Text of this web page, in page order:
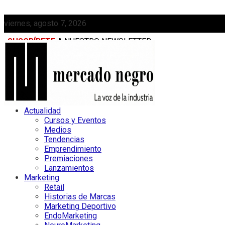
viernes, agosto 7, 2026
SUSCRÍBETE A NUESTRO NEWSLETTER
MEDIAKIT
Actualidad
Cursos y Eventos
Medios
Tendencias
Emprendimiento
Premiaciones
Lanzamientos
Marketing
Retail
Historias de Marcas
Marketing Deportivo
EndoMarketing